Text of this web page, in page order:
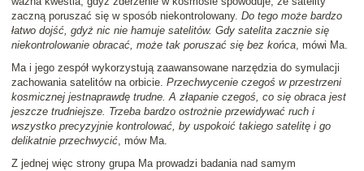
zaczną poruszać się w sposób niekontrolowany. Do tego może bardzo
łatwo dojść, gdyż nic nie hamuje satelitów. Gdy satelita zacznie się
niekontrolowanie obracać, może tak poruszać się bez końca, mówi Ma.
Ma i jego zespół wykorzystują zaawansowane narzędzia do symulacji
zachowania satelitów na orbicie. Przechwycenie czegoś w przestrzeni
kosmicznej jestnaprawdę trudne. A złapanie czegoś, co się obraca jest
jeszcze trudniejsze. Trzeba bardzo ostrożnie przewidywać ruch i
wszystko precyzyjnie kontrolować, by uspokoić takiego satelitę i go
delikatnie przechwycić, mów Ma.
Z jednej więc strony grupa Ma prowadzi badania nad samym